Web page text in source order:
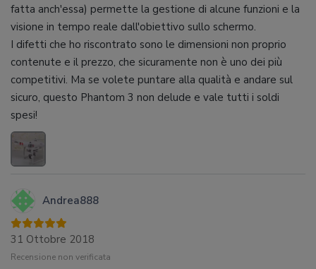
fatta anch'essa) permette la gestione di alcune funzioni e la
visione in tempo reale dall'obiettivo sullo schermo.
I difetti che ho riscontrato sono le dimensioni non proprio
contenute e il prezzo, che sicuramente non è uno dei più
competitivi. Ma se volete puntare alla qualità e andare sul
sicuro, questo Phantom 3 non delude e vale tutti i soldi
spesi!
Andrea888
31 Ottobre 2018
Recensione non verificata